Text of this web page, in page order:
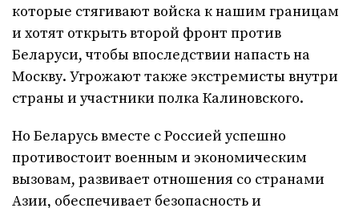
которые стягивают войска к нашим границам
и хотят открыть второй фронт против
Беларуси, чтобы впоследствии напасть на
Москву. Угрожают также экстремисты внутри
страны и участники полка Калиновского.
Но Беларусь вместе с Россией успешно
противостоит военным и экономическим
вызовам, развивает отношения со странами
Азии, обеспечивает безопасность и